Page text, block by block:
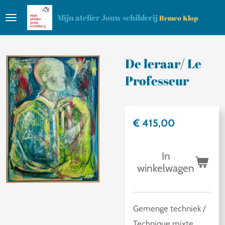
Ga
de
hoofdinhoud
Mijn atelier Jouw schilderij Remco Klop
De leraar/ Le
Professeur
€ 415,00
In
winkelwagen
Gemenge techniek /